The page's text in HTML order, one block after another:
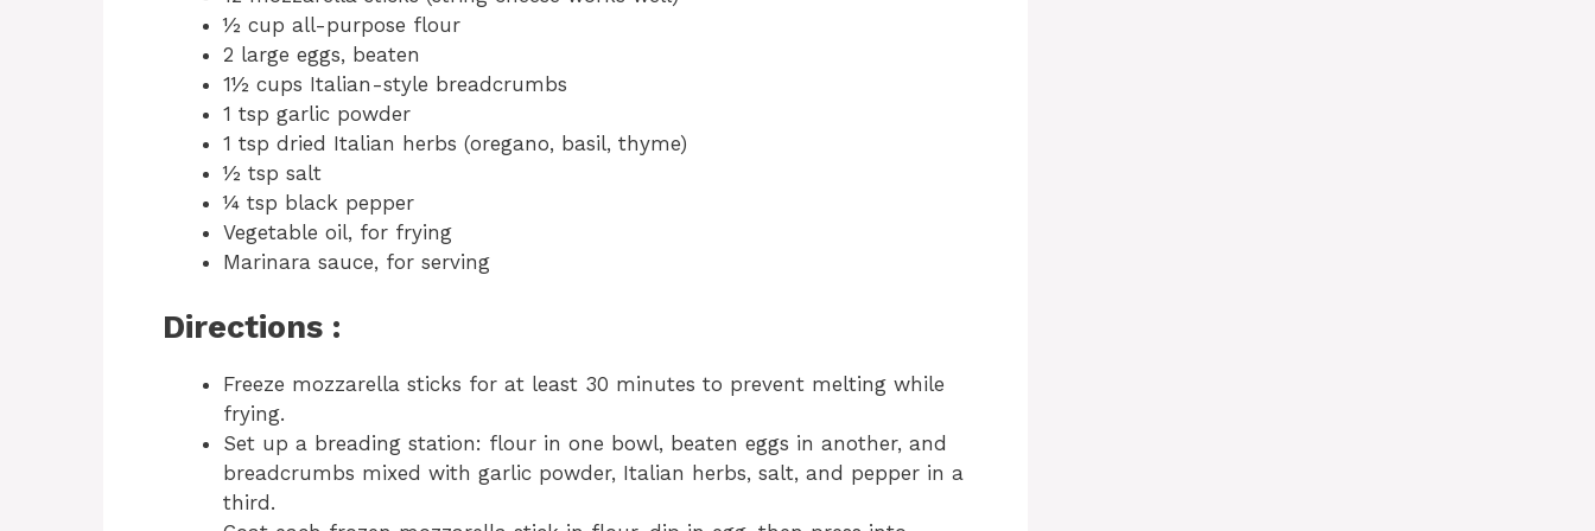
½ cup all-purpose flour
2 large eggs, beaten
1½ cups Italian-style breadcrumbs
1 tsp garlic powder
1 tsp dried Italian herbs (oregano, basil, thyme)
½ tsp salt
¼ tsp black pepper
Vegetable oil, for frying
Marinara sauce, for serving
Directions :
Freeze mozzarella sticks for at least 30 minutes to prevent melting while
frying.
Set up a breading station: flour in one bowl, beaten eggs in another, and
breadcrumbs mixed with garlic powder, Italian herbs, salt, and pepper in a
third.